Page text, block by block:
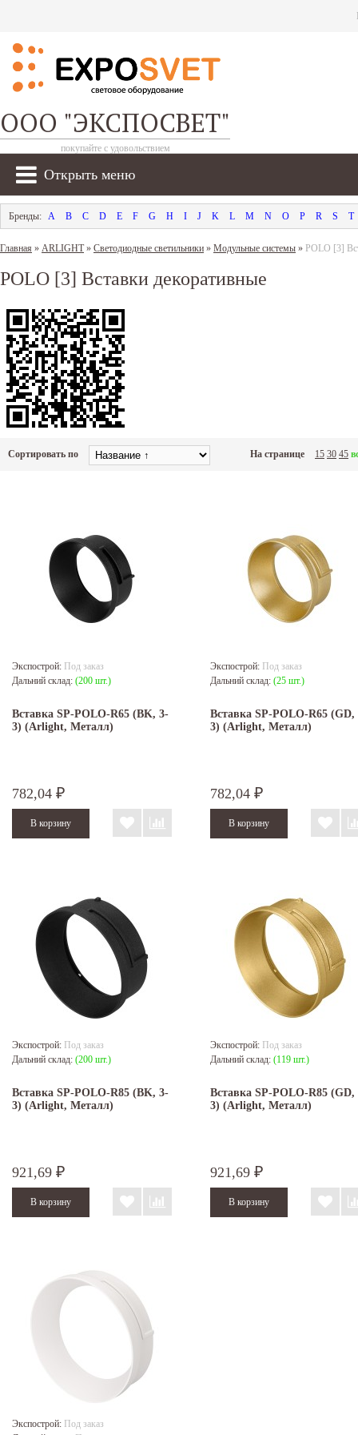
ООО "ЭКСПОСВЕТ"
покупайте с удовольствием
Открыть меню
A B C D E F G H I J K L M N O P R S T
Главная » ARLIGHT» Светодиодные светильники » Модульные системы » POLO [3]
POLO [3] Вставки декоративные
Сортировать по На странице 15 30 45
Экспострой: Под заказ
Дальний склад: (200 шт.)
Вставка SP-POLO-R65 (BK, 3-
3) (Arlight, Металл)
782,04 ₽
Экспострой: Под заказ
Дальний склад: (25 шт.)
Вставка SP-POLO-R65 (GD,
3) (Arlight, Металл)
782,04 ₽
Экспострой: Под заказ
Дальний склад: (200 шт.)
Вставка SP-POLO-R85 (BK, 3-
3) (Arlight, Металл)
921,69 ₽
Экспострой: Под заказ
Дальний склад: (119 шт.)
Вставка SP-POLO-R85 (GD,
3) (Arlight, Металл)
921,69 ₽
Экспострой: Под заказ